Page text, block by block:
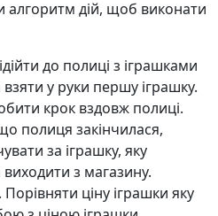
алгоритм дій, щоб виконати
до полиці з іграшками
у руки першу іграшку.
крок вздовж полиці.
полиця закінчилася,
за іграшку, яку
з магазину.
Порівняти ціну іграшки яку